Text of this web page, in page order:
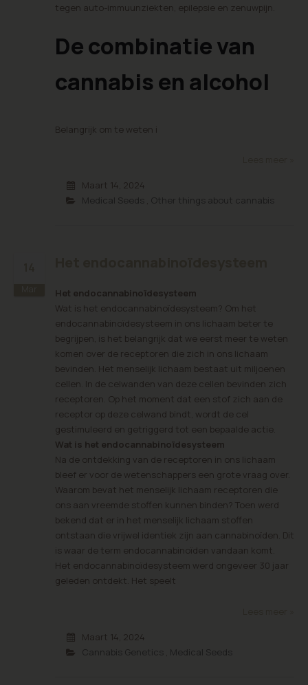
tegen auto-immuunziekten, epilepsie en zenuwpijn.
De combinatie van
cannabis en alcohol
Belangrijk om te weten i
Maart 14, 2024
Medical Seeds
Other things about cannabis
Het endocannabinoïdesysteem
Wat is het endocannabinoïdesysteem? Om het
endocannabinoïdesysteem in ons lichaam beter te
begrijpen, is het belangrijk dat we eerst meer te weten
komen over de receptoren die zich in ons lichaam
bevinden. Het menselijk lichaam bestaat uit miljoenen
cellen. In de celwanden van deze cellen bevinden zich
receptoren. Op het moment dat een stof zich aan de
receptor op deze celwand bindt, wordt de cel
gestimuleerd en getriggerd tot een bepaalde actie.
Wat is het endocannabinoïdesysteem
Na de ontdekking van de receptoren in ons lichaam
bleef er voor de wetenschappers een grote vraag over.
Waarom bevat het menselijk lichaam receptoren die
ons aan vreemde stoffen kunnen binden? Toen werd
bekend dat er in het menselijk lichaam stoffen
ontstaan die vrijwel identiek zijn aan cannabinoïden. Dit
is waar de term endocannabinoïden vandaan komt.
Het endocannabinoïdesysteem werd ongeveer 30 jaar
geleden ontdekt. Het speelt
Maart 14, 2024
Cannabis Genetics
Medical Seeds